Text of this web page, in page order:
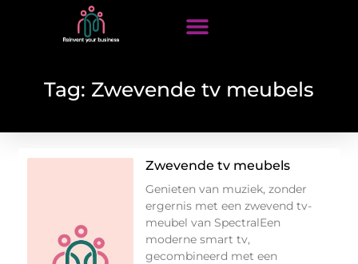
Tag: Zwevende tv meubels
Zwevende tv meubels
Genieten van muziek, zonder
ergernis met een zwevend tv-
meubel van SpectralEen
moderne smart tv,
gecombineerd met een